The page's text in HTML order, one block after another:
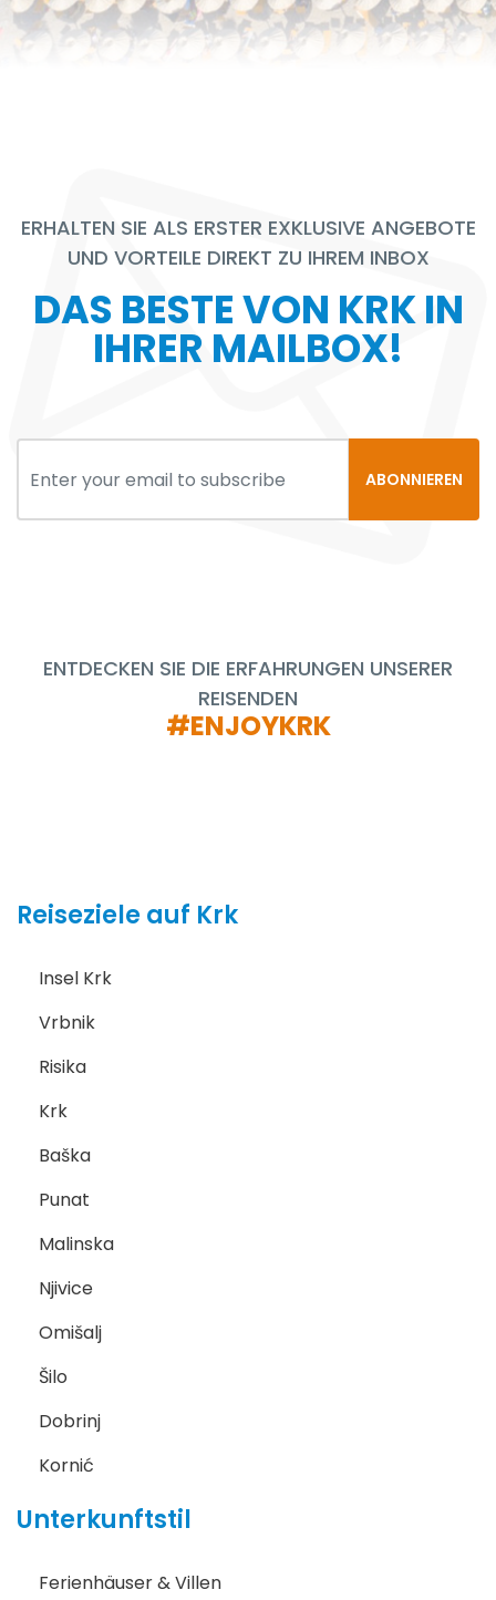
ERHALTEN SIE ALS ERSTER EXKLUSIVE ANGEBOTE
UND VORTEILE DIREKT ZU IHREM INBOX
DAS BESTE VON KRK IN
IHRER MAILBOX!
ABONNIEREN
ENTDECKEN SIE DIE ERFAHRUNGEN UNSERER
REISENDEN
#ENJOYKRK
Reiseziele auf Krk
Insel Krk
Vrbnik
Risika
Krk
Baška
Punat
Malinska
Njivice
Omišalj
Šilo
Dobrinj
Kornić
Unterkunftstil
Ferienhäuser & Villen